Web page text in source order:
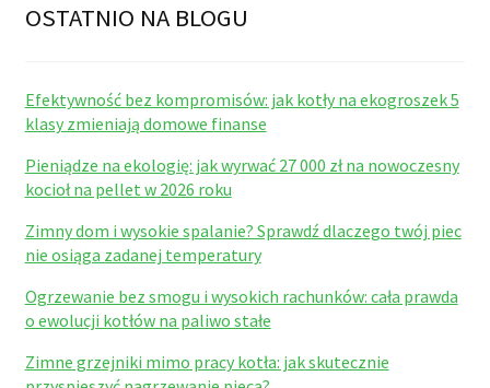
OSTATNIO NA BLOGU
Efektywność bez kompromisów: jak kotły na ekogroszek 5
klasy zmieniają domowe finanse
Pieniądze na ekologię: jak wyrwać 27 000 zł na nowoczesny
kocioł na pellet w 2026 roku
Zimny dom i wysokie spalanie? Sprawdź dlaczego twój piec
nie osiąga zadanej temperatury
Ogrzewanie bez smogu i wysokich rachunków: cała prawda
o ewolucji kotłów na paliwo stałe
Zimne grzejniki mimo pracy kotła: jak skutecznie